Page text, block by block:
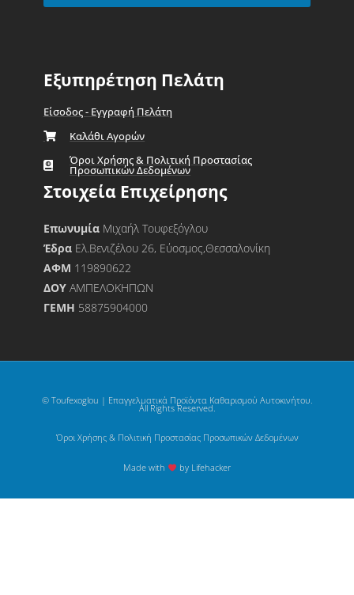
Εξυπηρέτηση Πελάτη
Είσοδος - Εγγραφή Πελάτη
Καλάθι Αγορών
Όροι Χρήσης & Πολιτική Προστασίας
Προσωπικών Δεδομένων
Στοιχεία Επιχείρησης
Επωνυμία Μιχαήλ Τουφεξόγλου
Έδρα Ελ.Βενιζέλου 26, Εύοσμος,Θεσσαλονίκη
ΑΦΜ 119890622
ΔΟΥΑΜΠΕΛΟΚΗΠΩΝ
ΓΕΜΗ 58875904000
© Toufexoglou | Επαγγελματικά Προϊόντα Καθαρισμού Αυτοκινήτου.
All Rights Reserved.
Όροι Χρήσης & Πολιτική Προστασίας Προσωπικών Δεδομένων
Made with by Lifehacker